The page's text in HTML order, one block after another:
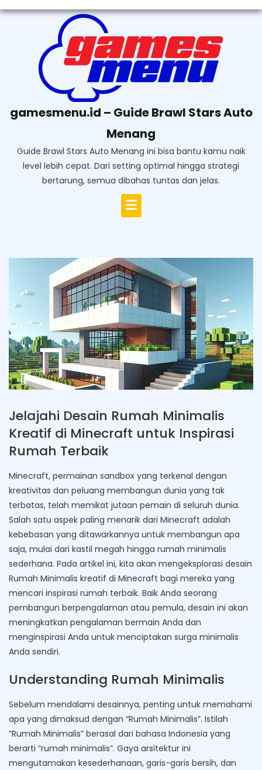
gamesmenu.id – Guide Brawl Stars Auto
Menang
Guide Brawl Stars Auto Menang ini bisa bantu kamu naik
level lebih cepat. Dari setting optimal hingga strategi
bertarung, semua dibahas tuntas dan jelas.
Jelajahi Desain Rumah Minimalis
Kreatif di Minecraft untuk Inspirasi
Rumah Terbaik
Minecraft, permainan sandbox yang terkenal dengan
kreativitas dan peluang membangun dunia yang tak
terbatas, telah memikat jutaan pemain di seluruh dunia.
Salah satu aspek paling menarik dari Minecraft adalah
kebebasan yang ditawarkannya untuk membangun apa
saja, mulai dari kastil megah hingga rumah minimalis
sederhana. Pada artikel ini, kita akan mengeksplorasi desain
Rumah Minimalis kreatif di Minecraft bagi mereka yang
mencari inspirasi rumah terbaik. Baik Anda seorang
pembangun berpengalaman atau pemula, desain ini akan
meningkatkan pengalaman bermain Anda dan
menginspirasi Anda untuk menciptakan surga minimalis
Anda sendiri.
Understanding Rumah Minimalis
Sebelum mendalami desainnya, penting untuk memahami
apa yang dimaksud dengan “Rumah Minimalis”. Istilah
“Rumah Minimalis” berasal dari bahasa Indonesia yang
berarti “rumah minimalis”. Gaya arsitektur ini
mengutamakan kesederhanaan, garis-garis bersih, dan